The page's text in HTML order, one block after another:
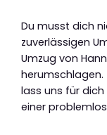
Du musst dich
zuverlässigen
Umzug von
herumschlagen.
lass uns für
einer